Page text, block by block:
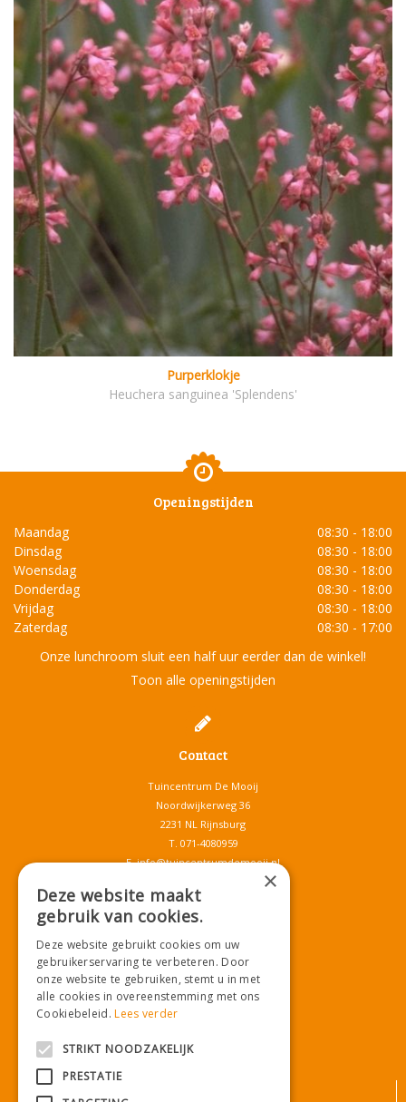
Purperklokje
Heuchera sanguinea 'Splendens'
Openingstijden
Maandag
08:30 - 18:00
Dinsdag
08:30 - 18:00
Woensdag
08:30 - 18:00
Donderdag
08:30 - 18:00
Vrijdag
08:30 - 18:00
Zaterdag
08:30 - 17:00
Onze lunchroom sluit een half uur eerder dan de winkel!
Toon alle openingstijden
Contact
Tuincentrum De Mooij
Noordwijkerweg 36
2231 NL Rijnsburg
T. 071-4080959
E.info@tuincentrumdemooij.nl
Download onze App!
×
Deze website maakt
gebruik van cookies.
Deze website gebruikt cookies om uw
gebruikerservaring te verbeteren. Door
onze website te gebruiken, stemt u in met
alle cookies in overeenstemming met ons
Cookiebeleid.Lees verder
STRIKT NOODZAKELIJK
PRESTATIE